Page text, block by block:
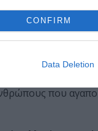
CONFIRM
Data Deletion
ΔΕΣ 13
αναζητά τη δική
που